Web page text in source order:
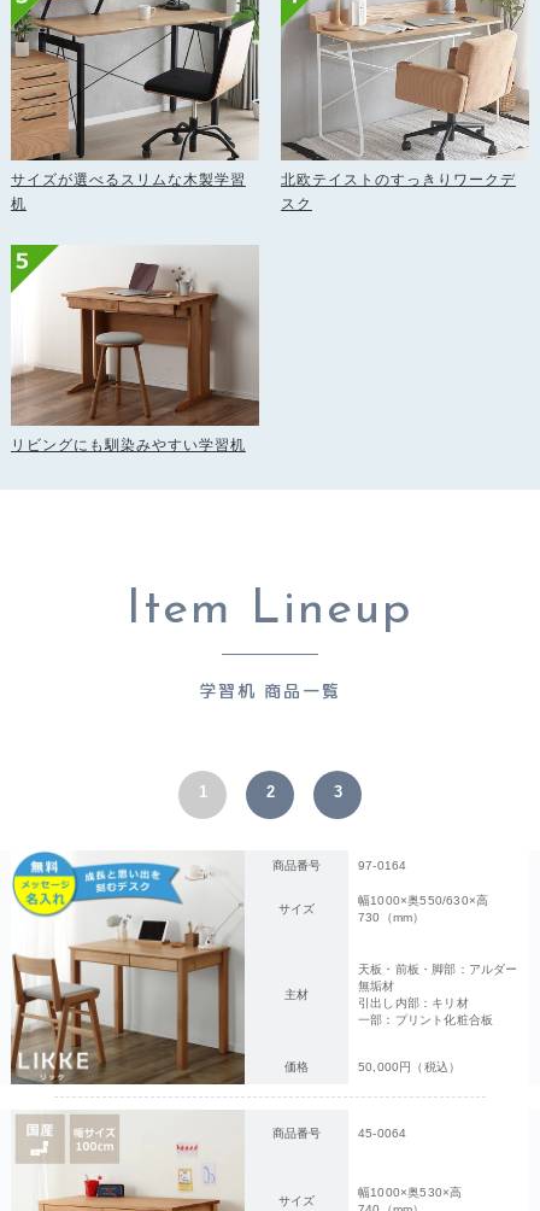
サイズが選べるスリムな木製学習
机
北欧テイストのすっきりワークデ
スク
リビングにも馴染みやすい学習机
Item Lineup
学習机 商品一覧
1 2 3
商品番号 97-0164
サイズ
幅1000×奥550/630×高
730（mm）
主材
天板・前板・脚部：アルダー
無垢材
引出し内部：キリ材
一部：プリント化粧合板
価格 50,000円（税込）
商品番号 45-0064
サイズ
幅1000×奥530×高